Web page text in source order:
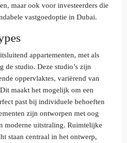
maar ook voor investeerders die
vastgoedoptie in Dubai.
appartementen, met als
de studio. Deze studio’s zijn
oppervlaktes, variërend van
maakt het mogelijk om een
past bij individuele behoeften
zijn ontworpen met oog
moderne uitstraling. Ruimtelijke
staan centraal in het ontwerp,